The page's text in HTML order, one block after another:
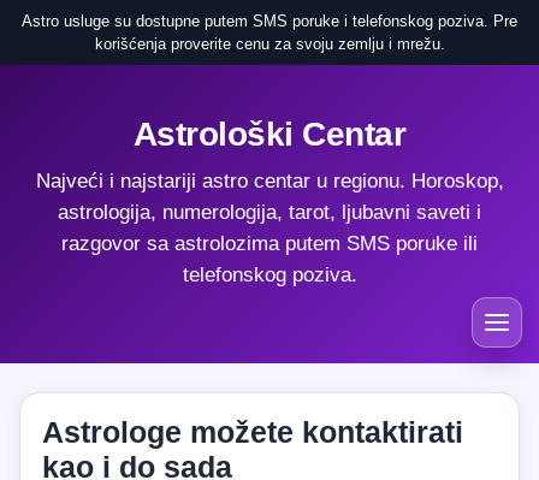
Astro usluge su dostupne putem SMS poruke i telefonskog poziva. Pre
korišćenja proverite cenu za svoju zemlju i mrežu.
Astrološki Centar
Najveći i najstariji astro centar u regionu. Horoskop,
astrologija, numerologija, tarot, ljubavni saveti i
razgovor sa astrolozima putem SMS poruke ili
telefonskog poziva.
Astrologe možete kontaktirati
kao i do sada